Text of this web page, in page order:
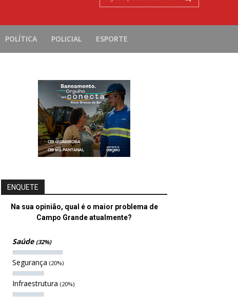
POLÍTICA POLICIAL ESPORTE
ENQUETE
Na sua opinião, qual é o maior problema de
Campo Grande atualmente?
Saúde (32%)
Segurança (20%)
Infraestrutura (20%)